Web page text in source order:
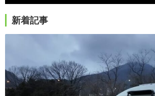
新着記事